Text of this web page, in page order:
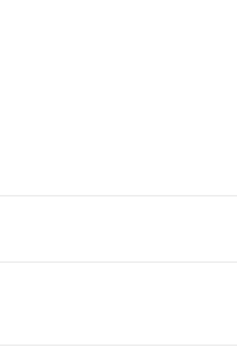
após saída da WWE e
semanas
e deixa aviso claro aos